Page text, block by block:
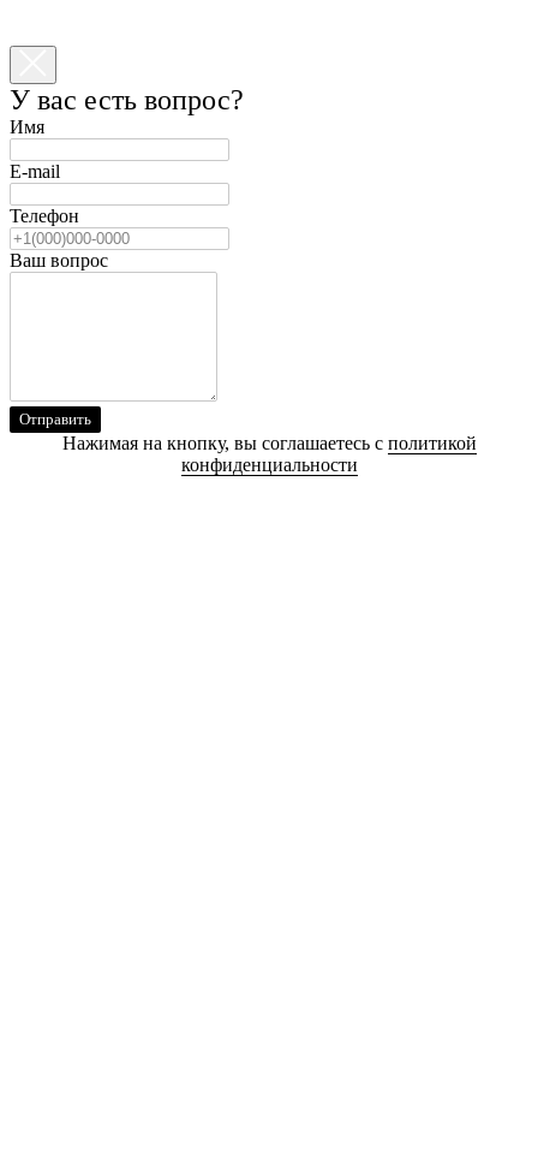
У вас есть вопрос?
Имя
E-mail
Телефон
Ваш вопрос
Отправить
Нажимая на кнопку, вы соглашаетесь с политикой
конфиденциальности